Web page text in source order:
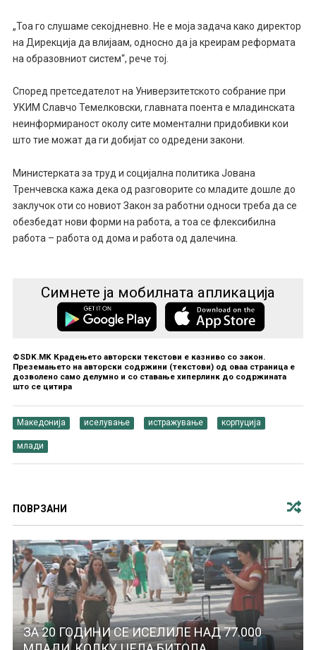
„Тоа го слушаме секојдневно. Не е моја задача како директор
на Дирекција да влијаам, односно да ја креирам реформата
на образовниот систем“, рече тој.
Според претседателот на Универзитетското собрание при
УКИМ Славчо Темелковски, главната поента е младинската
неинформираност околу сите моментални придобивки кои
што тие можат да ги добијат со одредени закони.
Министерката за труд и социјална политика Јована
Тренчевска кажа дека од разговорите со младите дошле до
заклучок оти со новиот Закон за работни односи треба да се
обезбедат нови форми на работа, а тоа се флексибилна
работа – работа од дома и работа од далечина.
Симнете ја мобилната апликација
©SDK.MK Крадењето авторски текстови е казниво со закон.
Преземањето на авторски содржини (текстови) од оваа страница е
дозволено само делумно и со ставање хиперлинк до содржината
што се цитира
Македонија иселување истражување корпуција
млади
ПОВРЗАНИ
ЗА 20 ГОДИНИ СЕ ИСЕЛИЛЕ НАД 77.000